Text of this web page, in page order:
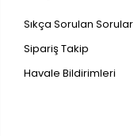
Sıkça Sorulan Sorular
Sipariş Takip
Havale Bildirimleri